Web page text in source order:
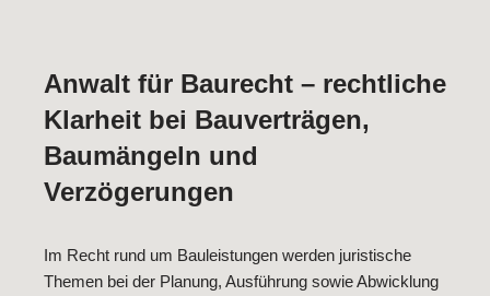
Anwalt für Baurecht – rechtliche
Klarheit bei Bauverträgen,
Baumängeln und
Verzögerungen
Im Recht rund um Bauleistungen werden juristische
Themen bei der Planung, Ausführung sowie Abwicklung